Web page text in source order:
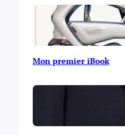
Mon premier iBook